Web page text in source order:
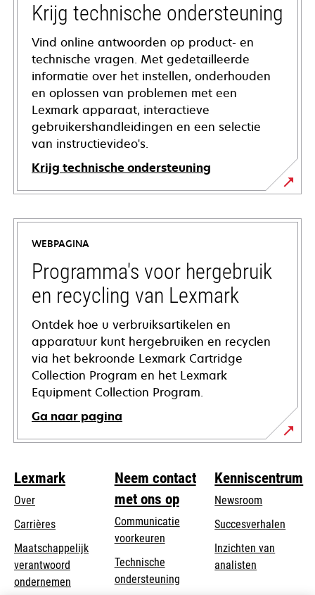
Krijg technische ondersteuning
Vind online antwoorden op product- en
technische vragen. Met gedetailleerde
informatie over het instellen, onderhouden
en oplossen van problemen met een
Lexmark apparaat, interactieve
gebruikershandleidingen en een selectie
van instructievideo's.
Krijg technische ondersteuning
opens
in
new
tab
WEBPAGINA
Programma's voor hergebruik
en recycling van Lexmark
Ontdek hoe u verbruiksartikelen en
apparatuur kunt hergebruiken en recyclen
via het bekroonde Lexmark Cartridge
Collection Program en het Lexmark
Equipment Collection Program.
Ga naar pagina
Lexmark
Over
Carrières
Maatschappelijk
verantwoord
ondernemen
Neem contact
met ons op
Communicatie
voorkeuren
Technische
ondersteuningopens
Kenniscentrum
Newsroom
Succesverhalen
Inzichten van
analisten